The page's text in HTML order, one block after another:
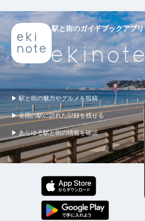
駅と街のガイドブックアプリ
▶ 駅と街の魅力やグルメを投稿
▶ 全国の駅に訪れた記録を残せる
▶ あらゆる駅と街の情報を確認